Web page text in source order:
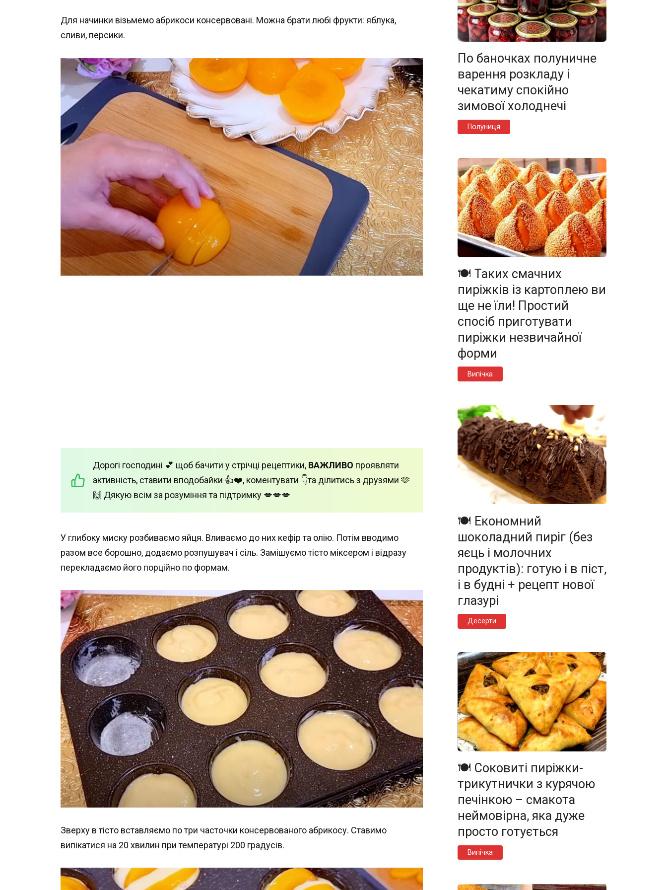
Для начинки візьмемо абрикоси консервовані. Можна брати любі фрукти: яблука,
сливи, персики.
Дорогі господині 💕 щоб бачити у стрічці рецептики, ВАЖЛИВО проявляти
активність, ставити вподобайки 👍❤️, коментувати 👇та ділитись з друзями 🫶
🙌 Дякую всім за розуміння та підтримку 💋💋💋
У глибоку миску розбиваємо яйця. Вливаємо до них кефір та олію. Потім вводимо
разом все борошно, додаємо розпушувач і сіль. Замішуємо тісто міксером і відразу
перекладаємо його порційно по формам.
Зверху в тісто вставляємо по три часточки консервованого абрикосу. Ставимо
випікатися на 20 хвилин при температурі 200 градусів.
По баночках полуничне
варення розкладу і
чекатиму спокійно
зимової холоднечі
Полуниця
🍽️ Таких смачних
пиріжків із картоплею ви
ще не їли! Простий
спосіб приготувати
пиріжки незвичайної
форми
Випічка
🍽️ Економний
шоколадний пиріг (без
яєць і молочних
продуктів): готую і в піст,
і в будні + рецепт нової
глазурі
Десерти
🍽️ Соковиті пиріжки-
трикутнички з курячою
печінкою – смакота
неймовірна, яка дуже
просто готується
Випічка